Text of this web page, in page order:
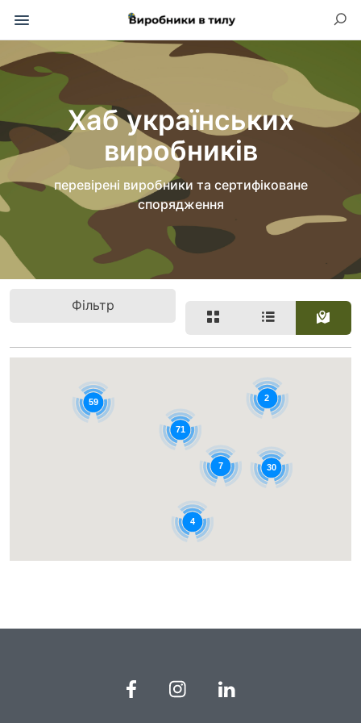
Хаб українських
виробників
перевірені виробники та сертифіковане
спорядження
Фільтр
59
71
30
4
7
2